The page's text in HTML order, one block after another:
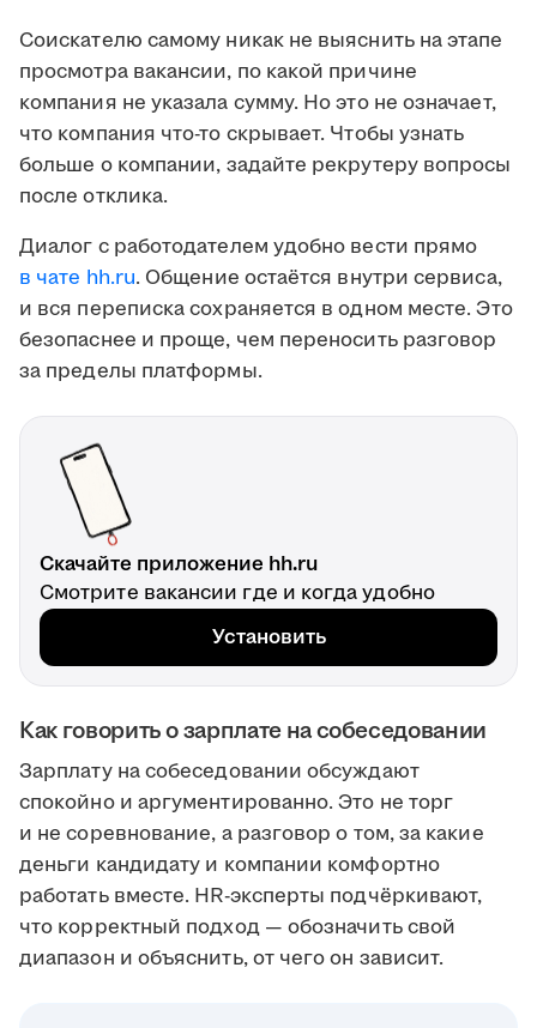
Соискателю самому никак не выяснить на этапе
просмотра вакансии, по какой причине
компания не указала сумму. Но это не означает,
что компания что-то скрывает. Чтобы узнать
больше о компании, задайте рекрутеру вопросы
после отклика.
Диалог с работодателем удобно вести прямо
в чате hh.ru. Общение остаётся внутри сервиса,
и вся переписка сохраняется в одном месте. Это
безопаснее и проще, чем переносить разговор
за пределы платформы.
Скачайте приложение hh.ru
Смотрите вакансии где и когда удобно
Установить
Как говорить о зарплате на собеседовании
Зарплату на собеседовании обсуждают
спокойно и аргументированно. Это не торг
и не соревнование, а разговор о том, за какие
деньги кандидату и компании комфортно
работать вместе. HR-эксперты подчёркивают,
что корректный подход — обозначить свой
диапазон и объяснить, от чего он зависит.